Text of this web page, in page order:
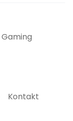
Gaming
Kontakt